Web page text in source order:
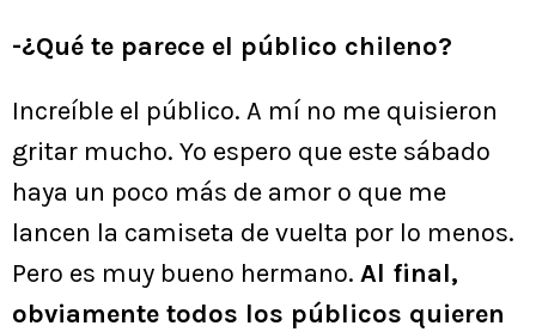
-¿Qué te parece el público chileno?
Increíble el público. A mí no me quisieron
gritar mucho. Yo espero que este sábado
haya un poco más de amor o que me
lancen la camiseta de vuelta por lo menos.
Pero es muy bueno hermano. Al final,
obviamente todos los públicos quieren